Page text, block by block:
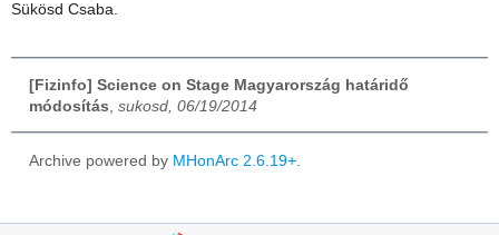
Sükösd Csaba.
[Fizinfo] Science on Stage Magyarország határidő
módosítás sukosd, 06/19/2014
Archive powered by MHonArc 2.6.19+